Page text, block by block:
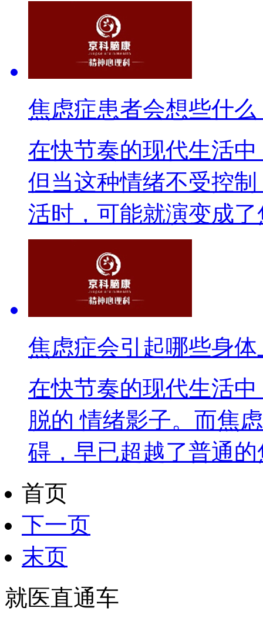
焦虑症患者会想些什
在快节奏的现代生活
但当这种情绪不受控
活时，可能就演变成了
焦虑症会引起哪些身
在快节奏的现代生活
脱的 情绪影子。而焦
碍，早已超越了普通
首页
下一页
末页
就医直通车